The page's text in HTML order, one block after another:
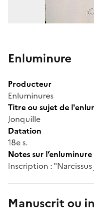
Enluminure
Producteur
Enluminures
Titre ou sujet de
Jonquille
Datation
18e s.
Notes sur l’enluminure
Inscription :
Manuscrit ou